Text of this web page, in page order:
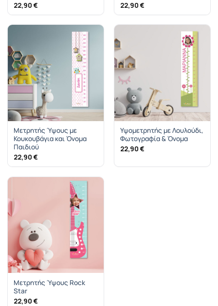
22,90 €
22,90 €
Μετρητής Ύψους με
Κουκουβάγια και Όνομα
Παιδιού
22,90 €
Υψομετρητής με Λουλούδι,
Φωτογραφία & Όνομα
22,90 €
Μετρητής Ύψους Rock
Star
22,90 €